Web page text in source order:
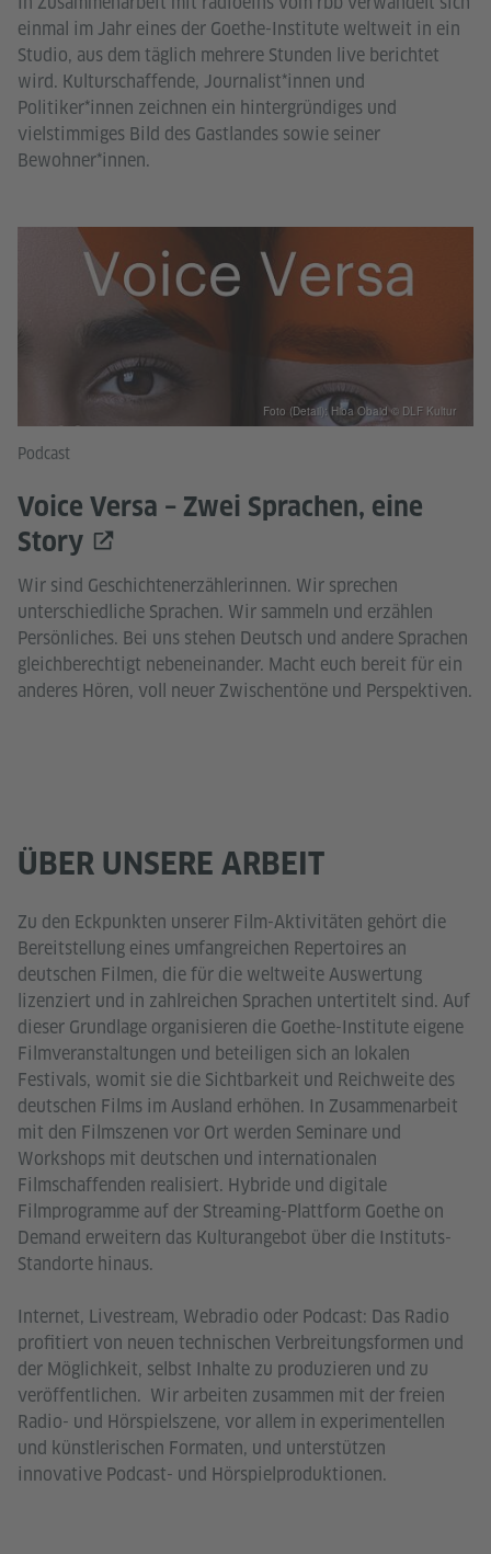
einmal im Jahr eines der Goethe-Institute weltweit in ein
Studio, aus dem täglich mehrere Stunden live berichtet
wird. Kulturschaffende, Journalist*innen und
Politiker*innen zeichnen ein hintergründiges und
vielstimmiges Bild des Gastlandes sowie seiner
Bewohner*innen.
Podcast
Voice Versa – Zwei Sprachen, eine
Story
Wir sind Geschichtenerzählerinnen. Wir sprechen
unterschiedliche Sprachen. Wir sammeln und erzählen
Persönliches. Bei uns stehen Deutsch und andere Sprachen
gleichberechtigt nebeneinander. Macht euch bereit für ein
anderes Hören, voll neuer Zwischentöne und Perspektiven.
Foto (Detail): Hiba Obaid © DLF Kultur
ÜBER UNSERE ARBEIT
Zu den Eckpunkten unserer Film-Aktivitäten gehört die
Bereitstellung eines umfangreichen Repertoires an
deutschen Filmen, die für die weltweite Auswertung
lizenziert und in zahlreichen Sprachen untertitelt sind. Auf
dieser Grundlage organisieren die Goethe-Institute eigene
Filmveranstaltungen und beteiligen sich an lokalen
Festivals, womit sie die Sichtbarkeit und Reichweite des
deutschen Films im Ausland erhöhen. In Zusammenarbeit
mit den Filmszenen vor Ort werden Seminare und
Workshops mit deutschen und internationalen
Filmschaffenden realisiert. Hybride und digitale
Filmprogramme auf der Streaming-Plattform Goethe on
Demand erweitern das Kulturangebot über die Instituts-
Standorte hinaus.
Internet, Livestream, Webradio oder Podcast: Das Radio
profitiert von neuen technischen Verbreitungsformen und
der Möglichkeit, selbst Inhalte zu produzieren und zu
veröffentlichen. Wir arbeiten zusammen mit der freien
Radio- und Hörspielszene, vor allem in experimentellen
und künstlerischen Formaten, und unterstützen
innovative Podcast- und Hörspielproduktionen.